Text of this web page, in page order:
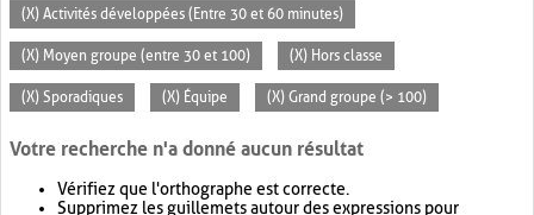
(X) Activités développées (Entre 30 et 60 minutes)
(X) Moyen groupe (entre 30 et 100) (X) Hors classe
(X) Sporadiques (X) Équipe (X) Grand groupe (> 100)
Votre recherche n'a donné aucun résultat
Vérifiez que l'orthographe est correcte.
Supprimez les guillemets autour des expressions pour